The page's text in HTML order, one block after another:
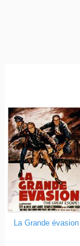
La Grande évasion